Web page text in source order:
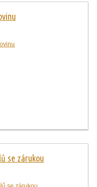
se zárukou